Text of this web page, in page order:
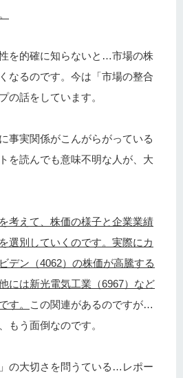
を的確に知らないと…市場の株
なるのです。今は「市場の整合
の話をしています。
事実関係がこんがらがっている
を読んでも意味不明な人が、大
考えて、株価の様子と企業業績
選別していくのです。実際にカ
デン（4062）の株価が高騰する
には新光電気工業（6967）など
す。
この関連があるのですが…
もう面倒なのです。
の大切さを問うている…レポー